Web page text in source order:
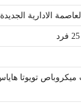
الادارية الجديدة